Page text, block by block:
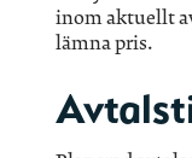
inom aktuellt
lämna pris.